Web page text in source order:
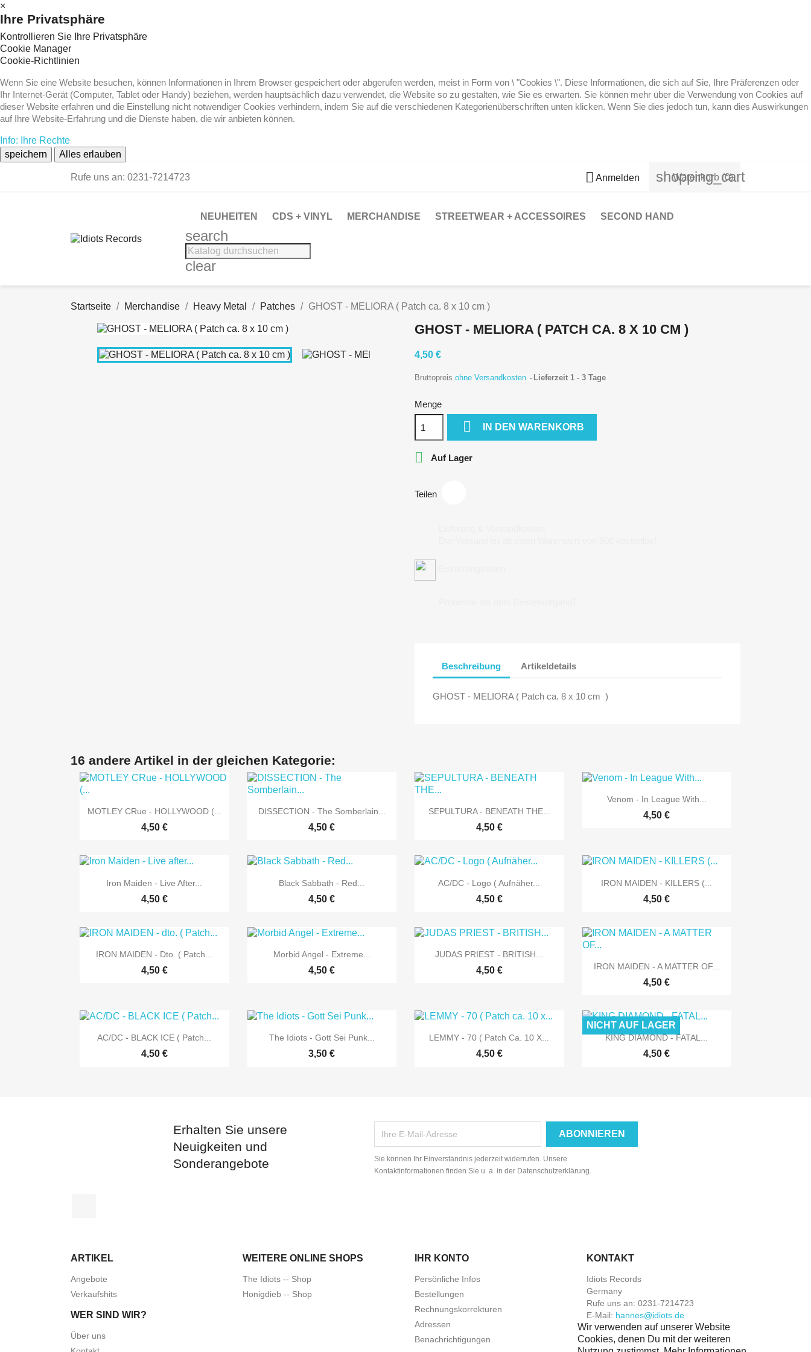
×
Ihre Privatsphäre
Kontrollieren Sie Ihre Privatsphäre
Cookie Manager
Cookie-Richtlinien
Wenn Sie eine Website besuchen, können Informationen in Ihrem Browser gespeichert oder abgerufen werden, meist in Form von \ "Cookies \". Diese Informationen, die sich auf Sie, Ihre Präferenzen oder
Ihr Internet-Gerät (Computer, Tablet oder Handy) beziehen, werden hauptsächlich dazu verwendet, die Website so zu gestalten, wie Sie es erwarten. Sie können mehr über die Verwendung von Cookies auf
dieser Website erfahren und die Einstellung nicht notwendiger Cookies verhindern, indem Sie auf die verschiedenen Kategorienüberschriften unten klicken. Wenn Sie dies jedoch tun, kann dies Auswirkungen
auf Ihre Website-Erfahrung und die Dienste haben, die wir anbieten können.
Info: Ihre Rechte
speichern
Alles erlauben
Rufe uns an: 0231-7214723  Anmelden shopping_cart
Warenkorb (0)
NEUHEITEN CDS + VINYL MERCHANDISE STREETWEAR + ACCESSOIRES SECOND HAND
search
clear
Startseite Merchandise Heavy Metal Patches GHOST - MELIORA ( Patch ca. 8 x 10 cm )
GHOST - MELIORA ( PATCH CA. 8 X 10 CM )
4,50 €
Bruttopreis ohne Versandkosten Lieferzeit 1 - 3 Tage
Menge
 IN DEN WARENKORB
 Auf Lager
Teilen
Beschreibung Artikeldetails
GHOST - MELIORA ( Patch ca. 8 x 10 cm )
16 andere Artikel in der gleichen Kategorie:
 Vorschau
MOTLEY CRue - HOLLYWOOD (...
4,50 €
 Vorschau
DISSECTION - The Somberlain...
4,50 €
 Vorschau
SEPULTURA - BENEATH THE...
4,50 €
 Vorschau
Venom - In League With...
4,50 €
 Vorschau
Iron Maiden - Live After...
4,50 €
 Vorschau
Black Sabbath - Red...
4,50 €
 Vorschau
AC/DC - Logo ( Aufnäher...
4,50 €
 Vorschau
IRON MAIDEN - KILLERS (...
4,50 €
 Vorschau
IRON MAIDEN - Dto. ( Patch...
4,50 €
 Vorschau
Morbid Angel - Extreme...
4,50 €
 Vorschau
JUDAS PRIEST - BRITISH...
4,50 €  Vorschau
IRON MAIDEN - A MATTER OF...
4,50 €
 Vorschau
AC/DC - BLACK ICE ( Patch...
4,50 €
 Vorschau
The Idiots - Gott Sei Punk...
3,50 €
 Vorschau
LEMMY - 70 ( Patch Ca. 10 X...
4,50 €
 Vorschau
KING DIAMOND - FATAL...
4,50 €
NICHT AUF LAGER
Erhalten Sie unsere
Neuigkeiten und
Sonderangebote
Sie können Ihr Einverständnis jederzeit widerrufen. Unsere
Kontaktinformationen finden Sie u. a. in der Datenschutzerklärung.
ARTIKEL
Angebote
Verkaufshits
WEITERE ONLINE SHOPS
The Idiots -- Shop
Honigdieb -- Shop
WER SIND WIR?
Über uns
IHR KONTO
Persönliche Infos
Bestellungen
Rechnungskorrekturen
Adressen
Benachrichtigungen
KONTAKT
Idiots Records
Germany
Rufe uns an: 0231-7214723
E-Mail: hannes@idiots.de
Wir verwenden auf unserer Website
Cookies, denen Du mit der weiteren